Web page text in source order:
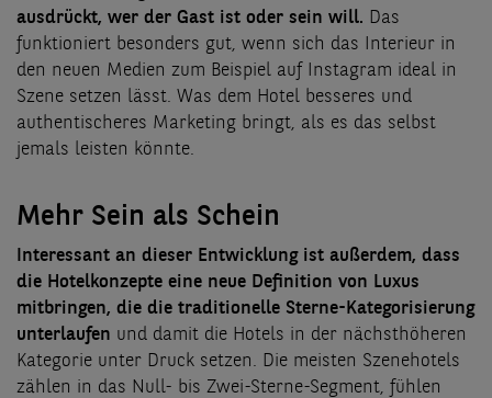
ausdrückt, wer der Gast ist oder sein will. Das
funktioniert besonders gut, wenn sich das Interieur in
den neuen Medien zum Beispiel auf Instagram ideal in
Szene setzen lässt. Was dem Hotel besseres und
authentischeres Marketing bringt, als es das selbst
jemals leisten könnte.
Mehr Sein als Schein
Interessant an dieser Entwicklung ist außerdem, dass
die Hotelkonzepte eine neue Definition von Luxus
mitbringen, die die traditionelle Sterne-Kategorisierung
unterlaufen und damit die Hotels in der nächsthöheren
Kategorie unter Druck setzen. Die meisten Szenehotels
zählen in das Null- bis Zwei-Sterne-Segment, fühlen